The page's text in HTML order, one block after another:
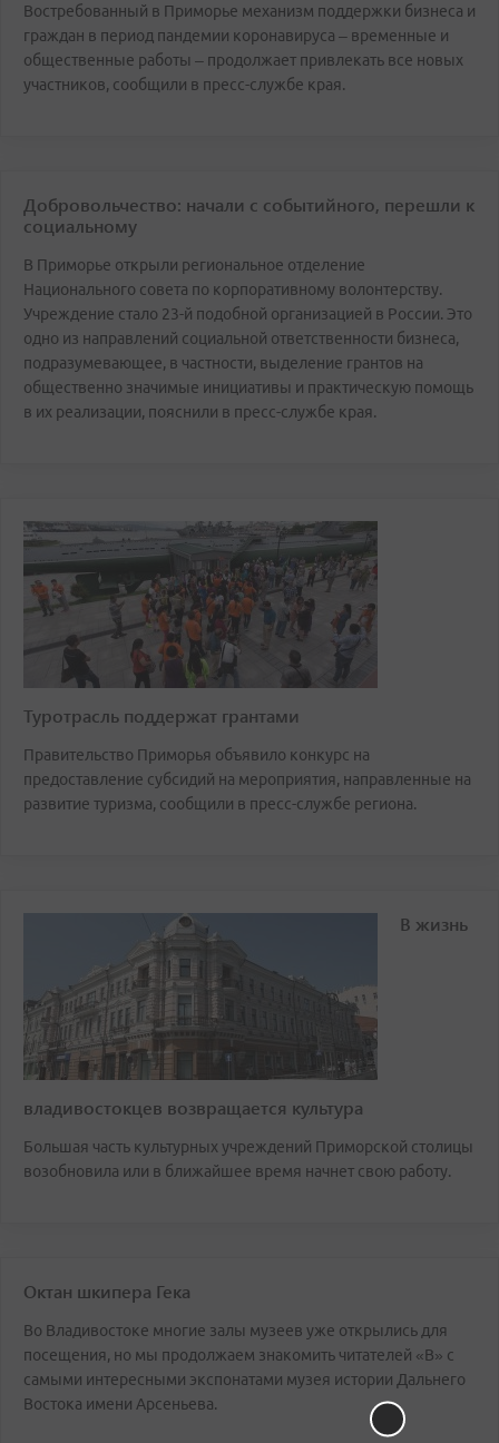
Востребованный в Приморье механизм поддержки бизнеса и
граждан в период пандемии коронавируса – временные и
общественные работы – продолжает привлекать все новых
участников, сообщили в пресс-службе края.
Добровольчество: начали с событийного, перешли к
социальному
В Приморье открыли региональное отделение
Национального совета по корпоративному волонтерству.
Учреждение стало 23-й подобной организацией в России. Это
одно из направлений социальной ответственности бизнеса,
подразумевающее, в частности, выделение грантов на
общественно значимые инициативы и практическую помощь
в их реализации, пояснили в пресс-службе края.
Туротрасль поддержат грантами
Правительство Приморья объявило конкурс на
предоставление субсидий на мероприятия, направленные на
развитие туризма, сообщили в пресс-службе региона.
В жизнь
владивостокцев возвращается культура
Большая часть культурных учреждений Приморской столицы
возобновила или в ближайшее время начнет свою работу.
Октан шкипера Гека
Во Владивостоке многие залы музеев уже открылись для
посещения, но мы продолжаем знакомить читателей «В» с
самыми интересными экспонатами музея истории Дальнего
Востока имени Арсеньева.